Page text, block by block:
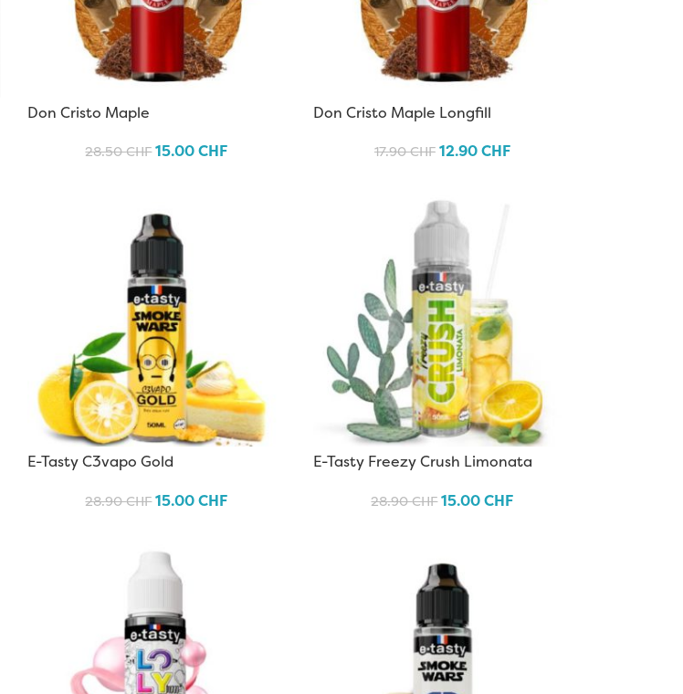
Don Cristo Maple
28.50CHF 15.00CHF
Don Cristo Maple Longfill
17.90CHF 12.90CHF
E-Tasty C3vapo Gold
28.90CHF 15.00CHF
E-Tasty Freezy Crush Limonata
28.90CHF 15.00CHF